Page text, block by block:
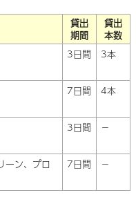
貸出
期間
貸出
本数
3日間 3本
7日間 4本
3日間 －
ーン、プロ
7日間 －